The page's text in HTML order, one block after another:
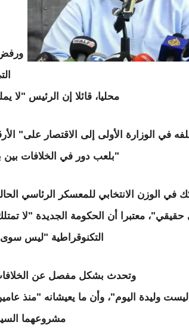
ورفض
محليا، قائلا إن الرئيس "لا يملك حتى
في الوزارة الأولى إلى الاقتصار على"
"بلعب دور في الخلافات
في الوزن الانتخابي للمعسكر الرئاسي
معتبرا أن الحكومة الجديدة "لا
التكنوقراطية "ليس
وتحدث بشكل مفصل عن الخلافات
"ليست وليدة اليوم"، وأن ما يعيشانه "منذ
مشروعهما